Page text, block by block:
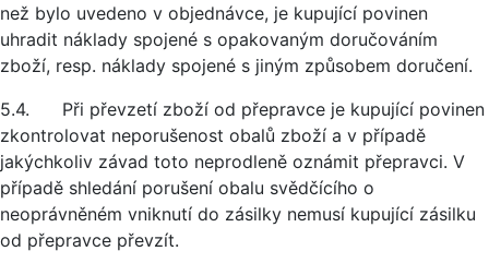
než bylo uvedeno v objednávce, je kupující povinen
uhradit náklady spojené s opakovaným doručováním
zboží, resp. náklady spojené s jiným způsobem doručení.
5.4. Při převzetí zboží od přepravce je kupující povinen
zkontrolovat neporušenost obalů zboží a v případě
jakýchkoliv závad toto neprodleně oznámit přepravci. V
případě shledání porušení obalu svědčícího o
neoprávněném vniknutí do zásilky nemusí kupující zásilku
od přepravce převzít.